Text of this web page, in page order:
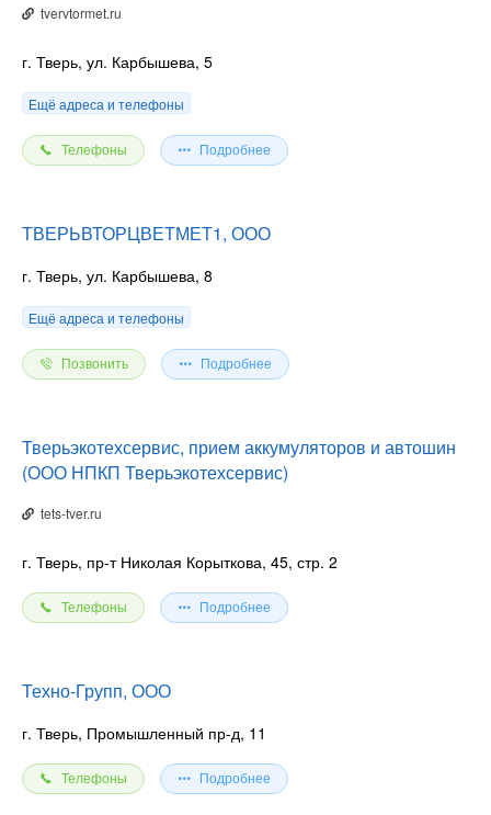
tvervtormet.ru
г. Тверь, ул. Карбышева, 5
Ещё адреса и телефоны
Телефоны Подробнее
ТВЕРЬВТОРЦВЕТМЕТ1, ООО
г. Тверь, ул. Карбышева, 8
Ещё адреса и телефоны
Позвонить Подробнее
Тверьэкотехсервис, прием аккумуляторов и автошин
(ООО НПКП Тверьэкотехсервис)
tets-tver.ru
г. Тверь, пр-т Николая Корыткова, 45, стр. 2
Телефоны Подробнее
Техно-Групп, ООО
г. Тверь, Промышленный пр-д, 11
Телефоны Подробнее